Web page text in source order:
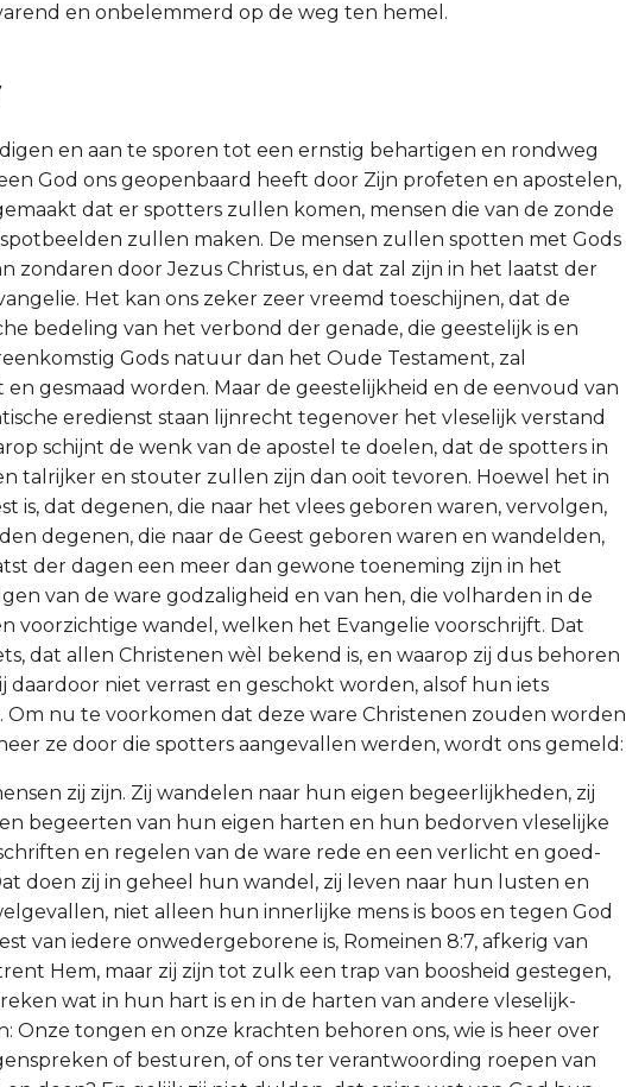
en onbelemmerd op de weg ten hemel.
en aan te sporen tot een ernstig behartigen en rondweg
God ons geopenbaard heeft door Zijn profeten en apostelen,
dat er spotters zullen komen, mensen die van de zonde
zullen maken. De mensen zullen spotten met Gods
zondaren door Jezus Christus, en dat zal zijn in het laatst der
Het kan ons zeker zeer vreemd toeschijnen, dat de
bedeling van het verbond der genade, die geestelijk is en
Gods natuur dan het Oude Testament, zal
gesmaad worden. Maar de geestelijkheid en de eenvoud van
eredienst staan lijnrecht tegenover het vleselijk verstand
schijnt de wenk van de apostel te doelen, dat de spotters in
talrijker en stouter zullen zijn dan ooit tevoren. Hoewel het in
is, dat degenen, die naar het vlees geboren waren, vervolgen,
degenen, die naar de Geest geboren waren en wandelden,
der dagen een meer dan gewone toeneming zijn in het
van de ware godzaligheid en van hen, die volharden in de
voorzichtige wandel, welken het Evangelie voorschrijft. Dat
dat allen Christenen wèl bekend is, en waarop zij dus behoren
daardoor niet verrast en geschokt worden, alsof hun iets
Om nu te voorkomen dat deze ware Christenen zouden worden
ze door die spotters aangevallen werden, wordt ons gemeld:
zij zijn. Zij wandelen naar hun eigen begeerlijkheden, zij
begeerten van hun eigen harten en hun bedorven vleselijke
en regelen van de ware rede en een verlicht en goed-
doen zij in geheel hun wandel, zij leven naar hun lusten en
niet alleen hun innerlijke mens is boos en tegen God
van iedere onwedergeborene is, Romeinen 8:7, afkerig van
Hem, maar zij zijn tot zulk een trap van boosheid gestegen,
wat in hun hart is en in de harten van andere vleselijk-
Onze tongen en onze krachten behoren ons, wie is heer over
of besturen, of ons ter verantwoording roepen van